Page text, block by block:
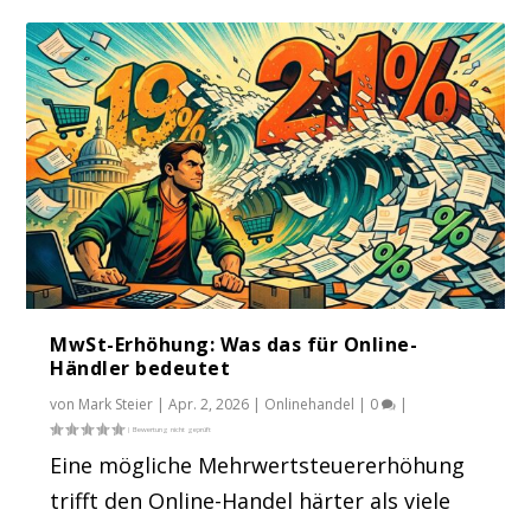
Verbraucherstimmung wird nicht besser
Creditreform Mittelstandsstudie 2025 –
Mitte...
ifo Geschäftsklimaindex bleibt im Februar
stabil!
MwSt-Erhöhung: Was das für Online-
Händler bedeutet
von Mark Steier |Apr. 2, 2026 | Onlinehandel | 0 |
Eine mögliche Mehrwertsteuererhöhung
trifft den Online-Handel härter als viele